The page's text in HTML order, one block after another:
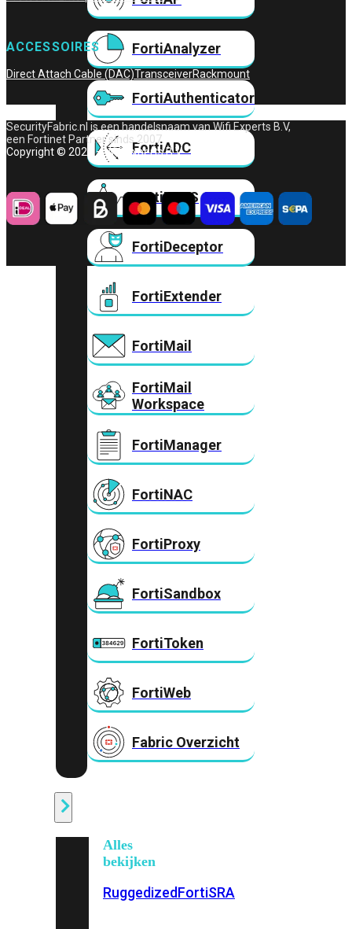
FortiAnalyzer
FortiAuthenticator
FortiADC
FortiDDoS
FortiDeceptor
FortiExtender
FortiMail
FortiMail
Workspace
FortiManager
FortiNAC
FortiProxy
FortiSandbox
FortiToken
FortiWeb
Fabric Overzicht
Alles
bekijken
RuggedizedFortiSRA
ACCESSOIRES
Direct Attach Cable (DAC)TransceiverRackmount
SecurityFabric.nl is een handelsnaam van Wifi Experts B.V,
een Fortinet Partner sinds 2007.
Copyright © 2026 – Wifi Experts B.V.